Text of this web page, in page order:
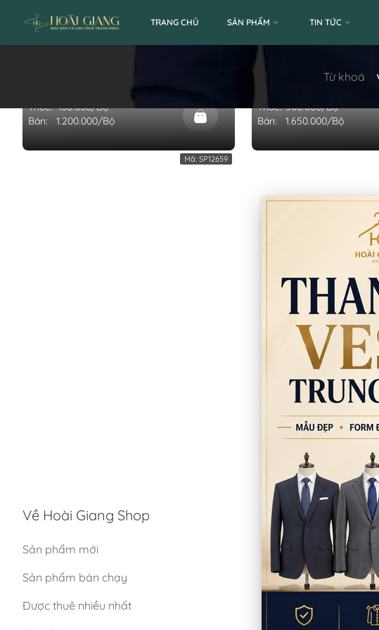
TRANG CHỦ SẢN PHẨM TIN TỨC
Từ khoá
Thuê: 400.000/Bộ
Bán:
1.200.000/Bộ
Mã: SP12659
BỘ SUIT NAM MÀU CÀ
Thuê: 500.000/Bộ
Bán:
1.650.000/Bộ
Về Hoài Giang Shop
Sản phẩm mới
Sản phẩm bán chạy
Được thuê nhiều nhất
CHÍNH SÁCH VÀ
Chính sách thanh toán
Chính sách vận
Chính sách bảo mật